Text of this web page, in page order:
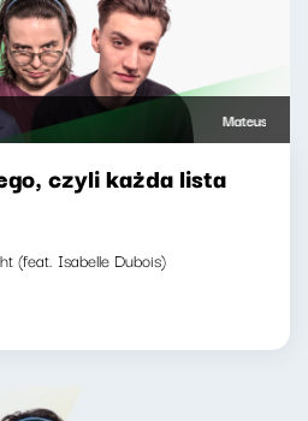
Mateusz
czyli każda lista
(feat. Isabelle Dubois)